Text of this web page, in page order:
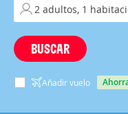
BUSCAR
Añadir vuelo